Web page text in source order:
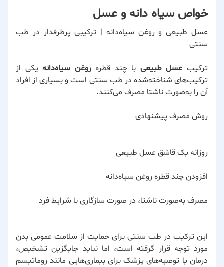
خواص سیاه دانه و عسل
عسل طبیعی و روغن سیاه‌دانه | ترکیبی پرطرفدار در طب
سنتی
ترکیب عسل طبیعی با چند قطرهروغن سیاه‌دانهیکی از
ترکیب‌های شناخته‌شده در طب سنتی است و بسیاری از افراد
آن را به‌صورت ناشتا مصرف می‌کنند.
روش مصرف پیشنهادی
روزانه یک قاشق عسل طبیعی
افزودن چند قطره روغن سیاه‌دانه
مصرف به‌صورت ناشتا، در صورت سازگاری با شرایط فرد
این ترکیب در طب سنتی برای حمایت از سلامت عمومی بدن
مورد توجه قرار گرفته است، اما نباید جایگزین تشخیص،
درمان یا توصیه‌های پزشک برای بیماری‌هایی مانند روماتیسم